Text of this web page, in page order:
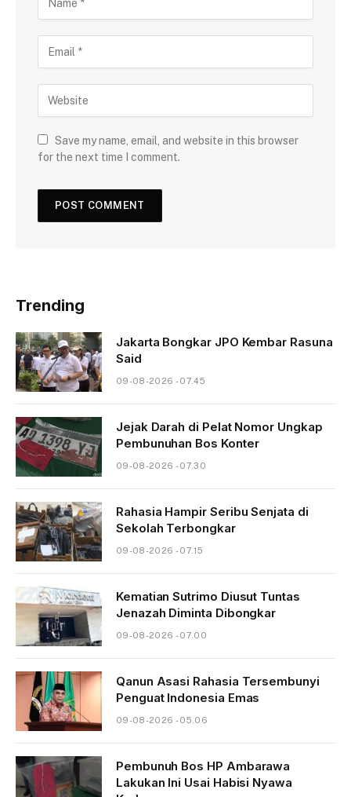
Save my name, email, and website in this browser
for the next time I comment.
Trending
Jakarta Bongkar JPO Kembar Rasuna
Said
09-08-2026 - 07.45
Jejak Darah di Pelat Nomor Ungkap
Pembunuhan Bos Konter
09-08-2026 - 07.30
Rahasia Hampir Seribu Senjata di
Sekolah Terbongkar
09-08-2026 - 07.15
Kematian Sutrimo Diusut Tuntas
Jenazah Diminta Dibongkar
09-08-2026 - 07.00
Qanun Asasi Rahasia Tersembunyi
Penguat Indonesia Emas
09-08-2026 - 05.06
Pembunuh Bos HP Ambarawa
Lakukan Ini Usai Habisi Nyawa